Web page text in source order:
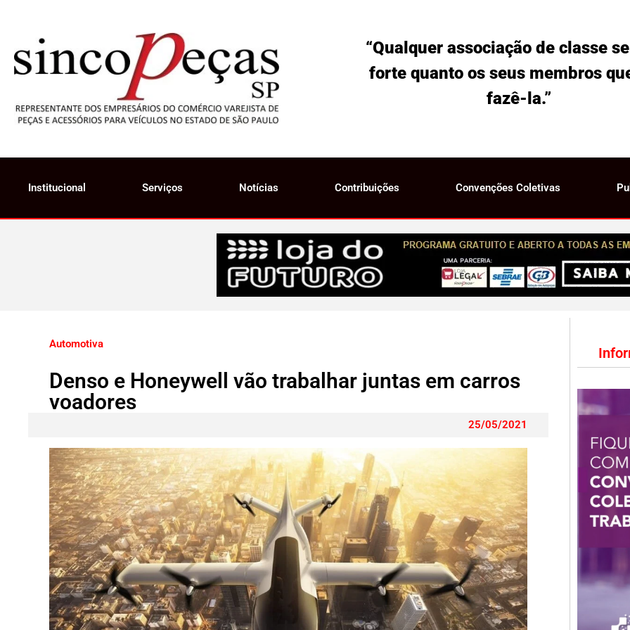
“Qualquer associação de classe
forte quanto os seus membros
fazê-la.”
Institucional Serviços Notícias Contribuições Convenções Coletivas
Automotiva
Denso e Honeywell vão trabalhar juntas em carros
voadores
25/05/2021